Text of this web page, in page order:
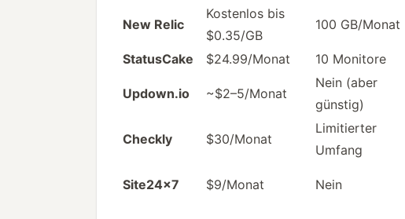
New Relic
Kostenlos bis
$0.35/GB
100 GB/Monat
StatusCake
$24.99/Monat 10 Monitore
Updown.io ~$2–5/Monat
Nein (aber
günstig)
Checkly $30/Monat
Limi­tierter
Umfang
Site24x7 $9/Monat Nein